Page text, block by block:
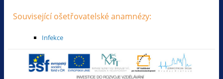
Související ošetřovatelské anamnézy:
Infekce